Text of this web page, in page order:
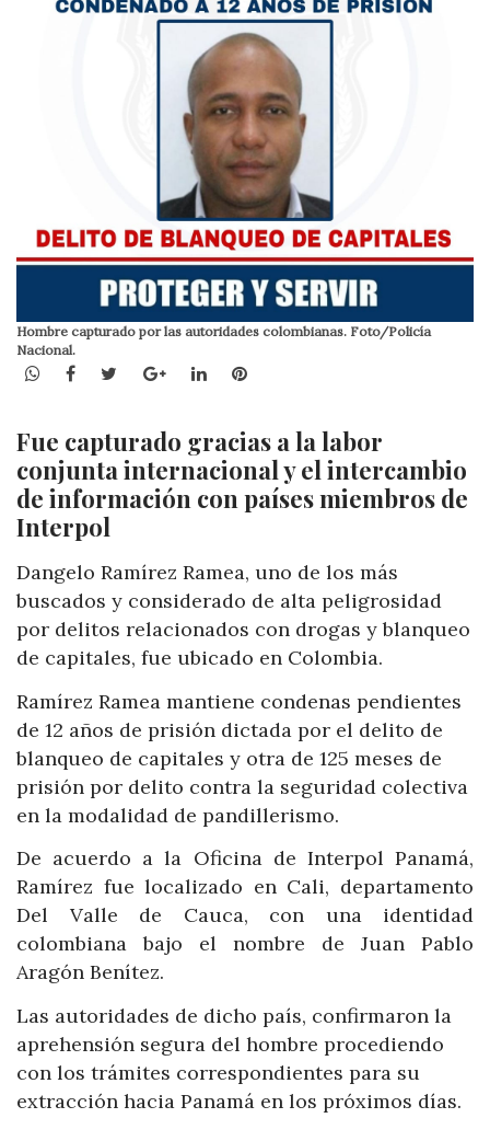
Hombre capturado por las autoridades colombianas. Foto/Policía
Nacional.
WhatsApp
Facebook
TwitterGoogle+LinkedInPinterest
Fue capturado gracias a la labor
conjunta internacional y el intercambio
de información con países miembros de
Interpol
Dangelo Ramírez Ramea, uno de los más
buscados y considerado de alta peligrosidad
por delitos relacionados con drogas y blanqueo
de capitales, fue ubicado en Colombia.
Ramírez Ramea mantiene condenas pendientes
de 12 años de prisión dictada por el delito de
blanqueo de capitales y otra de 125 meses de
prisión por delito contra la seguridad colectiva
en la modalidad de pandillerismo.
De acuerdo a la Oficina de Interpol Panamá,
Ramírez fue localizado en Cali, departamento
Del Valle de Cauca, con una identidad
colombiana bajo el nombre de Juan Pablo
Aragón Benítez.
Las autoridades de dicho país, confirmaron la
aprehensión segura del hombre procediendo
con los trámites correspondientes para su
extracción hacia Panamá en los próximos días.